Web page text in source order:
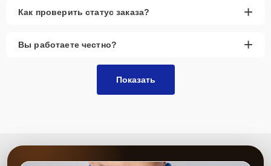
Как проверить статус заказа? +
Вы работаете честно? +
Показать